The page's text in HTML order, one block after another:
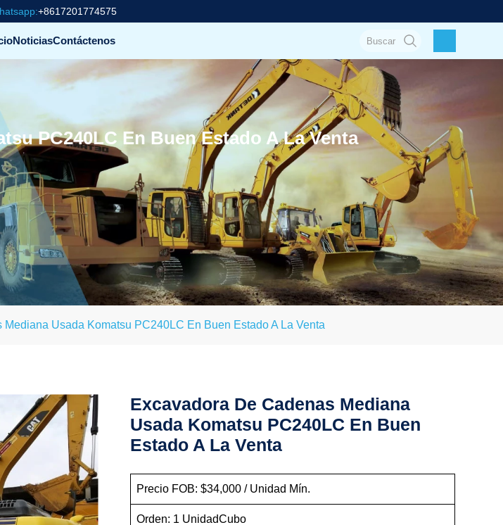
+8617201774575
NoticiasContáctenos
PC240LC En Buen Estado A La Venta
Mediana Usada Komatsu PC240LC En Buen Estado A La Venta
Excavadora De Cadenas Mediana
Usada Komatsu PC240LC En Buen
Estado A La Venta
Precio FOB: $34,000 / Unidad Mín.
Orden: 1 UnidadCubo